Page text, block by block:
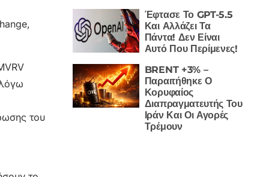
του
Έφτασε Το GPT-5.5
Και Αλλάζει Τα
Πάντα! Δεν Είναι
Αυτό Που Περίμενες!
BRENT +3% –
Παραιτήθηκε Ο
Κορυφαίος
Διαπραγματευτής Του
Ιράν Και Οι Αγορές
Τρέμουν